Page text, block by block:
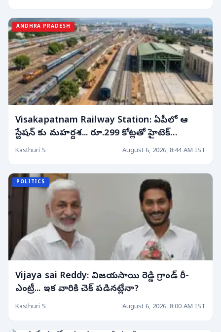
ANDHRA PRADESH
Visakapatnam Railway Station: ఏపీలో ఆ
స్టేషన్ కు మహర్దశ... రూ.299 కోట్లతో హైటెక్
రీమోడలింగ్!
Kasthuri S August 6, 2026, 8:44 AM IST
POLITICS
Vijaya sai Reddy: విజయసాయి రెడ్డి గ్రాండ్ రీ-
ఎంట్రీ... ఇక వారికి చెక్ పడినట్లేనా?
Kasthuri S August 6, 2026, 8:00 AM IST